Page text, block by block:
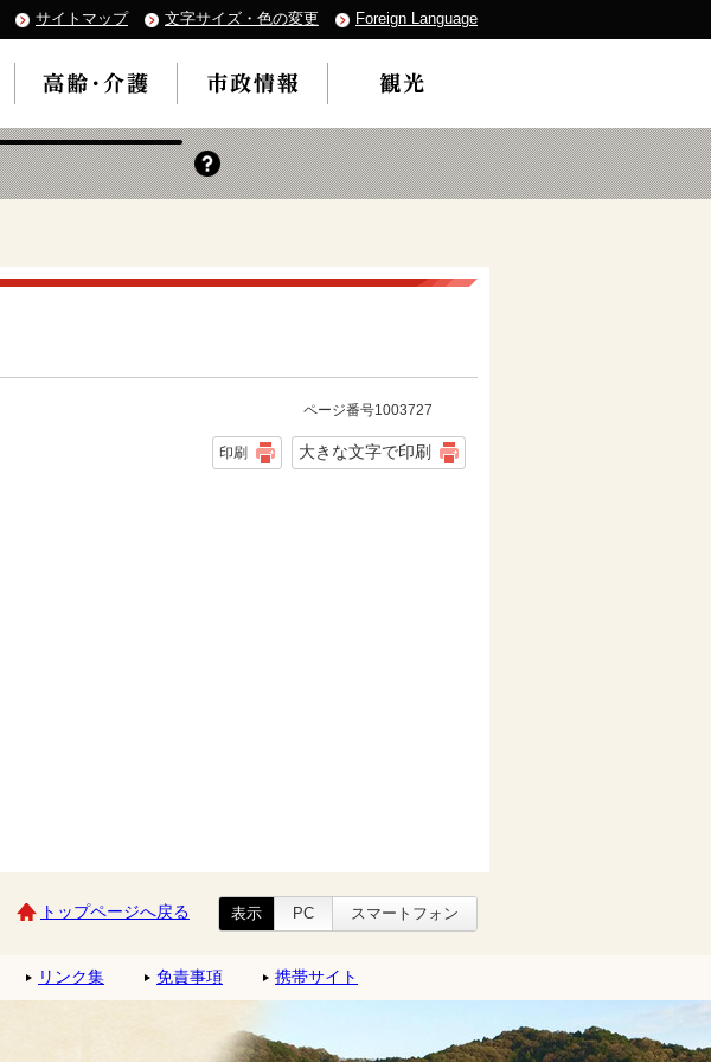
サイトマップ 文字サイズ・色の変更 Foreign Language
ページ番号1003727
印刷 大きな文字で印刷
トップページへ戻る 表示 PC スマートフォン
リンク集 免責事項 携帯サイト